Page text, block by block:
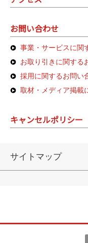
お問い合わせ
事業・サービスに関
お取り引きに関する
採用に関するお問い
取材・メディア掲載
キャンセルポリシー
サイトマップ